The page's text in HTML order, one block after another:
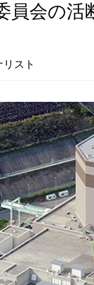
員会の活
スト